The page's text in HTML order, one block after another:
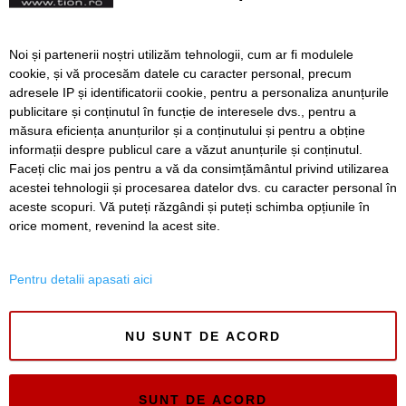
Contrabandist de țigări
prins de polițiști la Deta
Înapoi Înainte
SERVICII Redactia
Folosinta Cookie-urilor
Noi și partenerii noștri utilizăm tehnologii, cum ar fi modulele
cookie, și vă procesăm datele cu caracter personal, precum
adresele IP și identificatorii cookie, pentru a personaliza anunțurile
publicitare și conținutul în funcție de interesele dvs., pentru a
măsura eficiența anunțurilor și a conținutului și pentru a obține
informații despre publicul care a văzut anunțurile și conținutul.
Faceți clic mai jos pentru a vă da consimțământul privind utilizarea
acestei tehnologii și procesarea datelor dvs. cu caracter personal în
aceste scopuri. Vă puteți răzgândi și puteți schimba opțiunile în
orice moment, revenind la acest site.
Pentru detalii apasati aici
NU SUNT DE ACORD
SUNT DE ACORD